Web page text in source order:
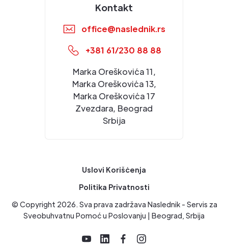
Kontakt
office@naslednik.rs
+381 61/230 88 88
Marka Oreškovića 11,
Marka Oreškovića 13,
Marka Oreškovića 17
Zvezdara, Beograd
Srbija
Uslovi Korišćenja
Politika Privatnosti
© Copyright 2026. Sva prava zadržava Naslednik - Servis za
Sveobuhvatnu Pomoć u Poslovanju | Beograd, Srbija